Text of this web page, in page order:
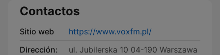
Contactos
Sitio web
https://www.voxfm.pl/
Dirección:
ul. Jubilerska 10 04-190 Warszawa